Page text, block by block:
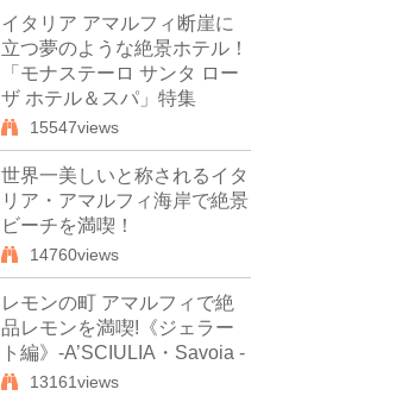
イタリア アマルフィ断崖に
立つ夢のような絶景ホテル！
「モナステーロ サンタ ロー
ザ ホテル＆スパ」特集
15547views
世界一美しいと称されるイタ
リア・アマルフィ海岸で絶景
ビーチを満喫！
14760views
レモンの町 アマルフィで絶
品レモンを満喫!《ジェラー
ト編》-A’SCIULIA・Savoia -
13161views